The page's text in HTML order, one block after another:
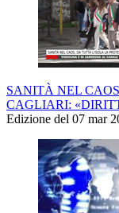
SANITÀ NEL
CAGLIARI:
Edizione del 07 mar